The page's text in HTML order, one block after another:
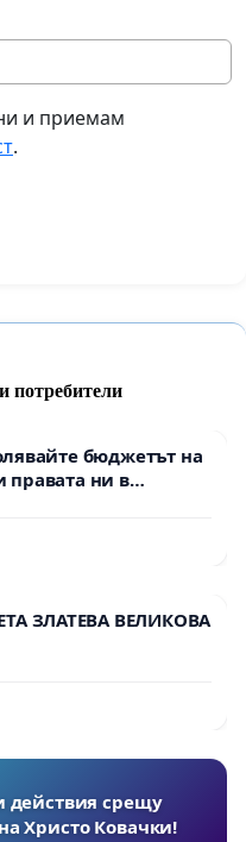
и приемам
.
потребители
бюджетът на
правата ни в
ЗЛАТЕВА ВЕЛИКОВА
действия срещу
Христо Ковачки!